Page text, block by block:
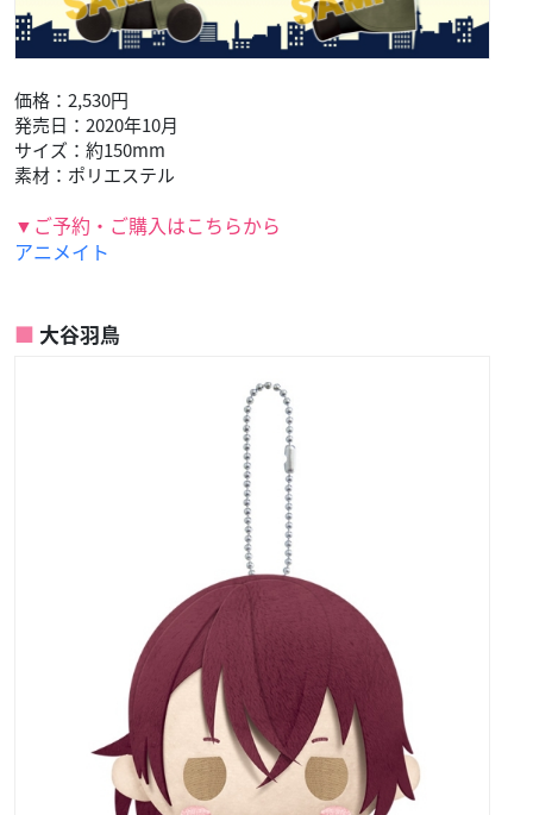
価格：2,530円
発売日：2020年10月
サイズ：約150mm
素材：ポリエステル
▼ご予約・ご購入はこちらから
アニメイト
大谷羽鳥